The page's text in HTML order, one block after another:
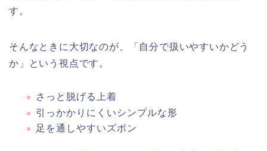
す。
そんなときに大切なのが、「自分で扱いやすいかどう
か」という視点です。
さっと脱げる上着
引っかかりにくいシンプルな形
足を通しやすいズボン